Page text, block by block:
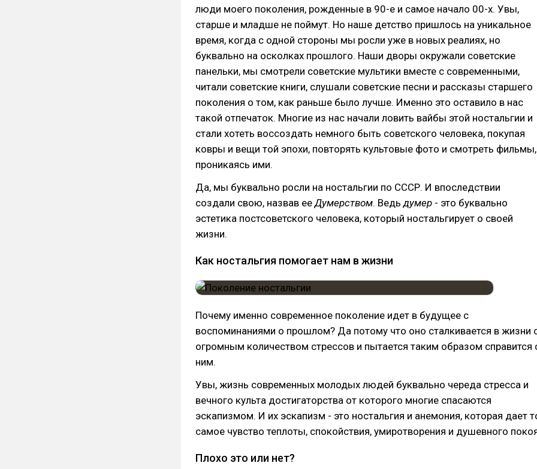
люди моего поколения, рожденные в 90-е и самое начало 00-х. Увы,
старше и младше не поймут. Но наше детство пришлось на уникальное
время, когда с одной стороны мы росли уже в новых реалиях, но
буквально на осколках прошлого. Наши дворы окружали советские
панельки, мы смотрели советские мультики вместе с современными,
читали советские книги, слушали советские песни и рассказы старшего
поколения о том, как раньше было лучше. Именно это оставило в нас
такой отпечаток. Многие из нас начали ловить вайбы этой ностальгии и
стали хотеть воссоздать немного быть советского человека, покупая
ковры и вещи той эпохи, повторять культовые фото и смотреть фильмы,
проникаясь ими.
Да, мы буквально росли на ностальгии по СССР. И впоследствии
создали свою, назвав ееДумерством. Ведьдумер - это буквально
эстетика постсоветского человека, который ностальгирует о своей
жизни.
Как ностальгия помогает нам в жизни
Почему именно современное поколение идет в будущее с
воспоминаниями о прошлом? Да потому что оно сталкивается в жизни
огромным количеством стрессов и пытается таким образом справится
ним.
Увы, жизнь современных молодых людей буквально череда стресса и
вечного культа достигаторства от которого многие спасаются
эскапизмом. И их эскапизм - это ностальгия и анемония, которая дает
самое чувство теплоты, спокойствия, умиротворения и душевного
Плохо это или нет?